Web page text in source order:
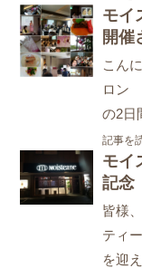
モイ
開催
こん
ロン
の2日
記事を
モイ
記念
皆様
ティ
を迎